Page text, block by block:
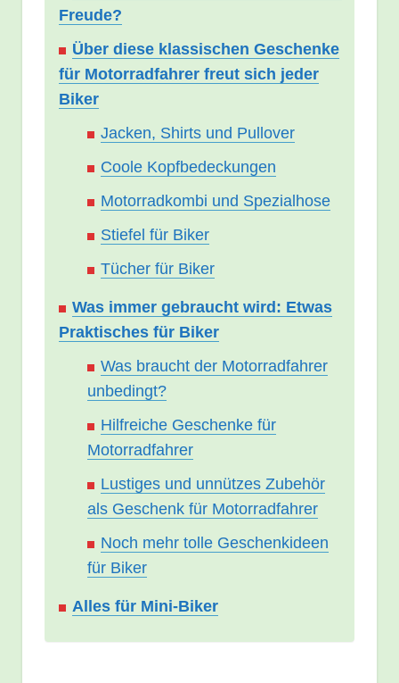
Freude?
Über diese klassischen Geschenke
für Motorradfahrer freut sich jeder
Biker
Jacken, Shirts und Pullover
Coole Kopfbedeckungen
Motorradkombi und Spezialhose
Stiefel für Biker
Tücher für Biker
Was immer gebraucht wird: Etwas
Praktisches für Biker
Was braucht der Motorradfahrer
unbedingt?
Hilfreiche Geschenke für
Motorradfahrer
Lustiges und unnützes Zubehör
als Geschenk für Motorradfahrer
Noch mehr tolle Geschenkideen
für Biker
Alles für Mini-Biker